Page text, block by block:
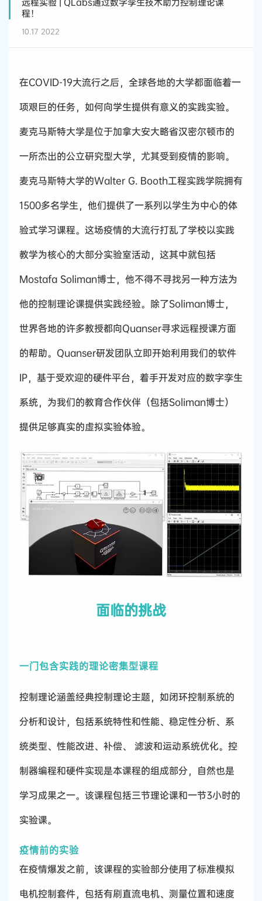
程！
10.17 2022
在COVID-19大流行之后，全球各地的大学都面临着一
项艰巨的任务，如何向学生提供有意义的实践实验。
麦克马斯特大学是位于加拿大安大略省汉密尔顿市的
一所杰出的公立研究型大学，尤其受到疫情的影响。
麦克马斯特大学的Walter G. Booth工程实践学院拥有
1500多名学生，他们提供了一系列以学生为中心的体
验式学习课程。这场疫情的大流行打乱了学校以实践
教学为核心的大部分实验室活动，这其中就包括
Mostafa Soliman博士，他不得不寻找另一种方法为
他的控制理论课提供实践经验。除了Soliman博士，
世界各地的许多教授都向Quanser寻求远程授课方面
的帮助。Quanser研发团队立即开始利用我们的软件
IP，基于受欢迎的硬件平台，着手开发对应的数字孪生
系统，为我们的教育合作伙伴（包括Soliman博士）
提供足够真实的虚拟实验体验。
面临的挑战
一门包含实践的理论密集型课程
控制理论涵盖经典控制理论主题，如闭环控制系统的
分析和设计，包括系统特性和性能、稳定性分析、系
统类型、性能改进、补偿、 滤波和运动系统优化。控
制器编程和硬件实现是本课程的组成部分，自然也是
学习成果之一。该课程包括三节理论课和一节3小时的
实验课。
疫情前的实验
在疫情爆发之前，该课程的实验部分使用了标准模拟
电机控制套件，包括有刷直流电机、测量位置和速度